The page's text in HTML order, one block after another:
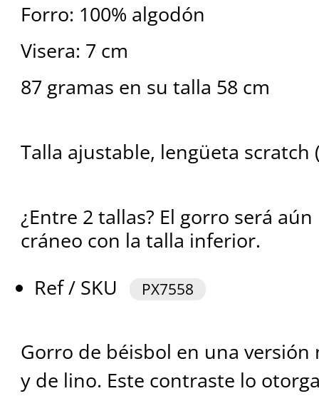
Forro: 100% algodón
Visera: 7 cm
87 gramas en su talla 58 cm
Talla ajustable, lengüeta scratch
¿Entre 2 tallas? El gorro será
cráneo con la talla inferior.
Ref / SKU
PX7558
Gorro de béisbol en una versión
y de lino. Este contraste lo